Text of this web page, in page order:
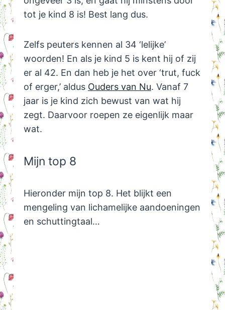
tot je kind 8 is! Best lang dus.
Zelfs peuters kennen al 34 ‘lelijke’
woorden! En als je kind 5 is kent hij of zij
er al 42. En dan heb je het over ‘trut, fuck
of erger,’ aldus Ouders van Nu. Vanaf 7
jaar is je kind zich bewust van wat hij
zegt. Daarvoor roepen ze eigenlijk maar
wat.
Mijn top 8
Hieronder mijn top 8. Het blijkt een
mengeling van lichamelijke aandoeningen
en schuttingtaal…